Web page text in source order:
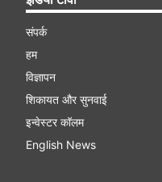
संपर्क
हम
विज्ञापन
शिकायत और सुनवाई
इन्वेस्टर कॉलम
English News